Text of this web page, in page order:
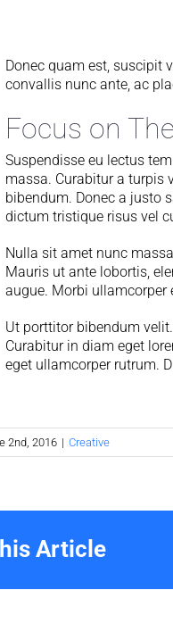
Donec quam est, suscipit
convallis nunc ante, ac
Focus on
Suspendisse eu lectus
massa. Curabitur a turpis
bibendum. Donec a justo
dictum tristique risus vel
Nulla sit amet nunc
Mauris ut ante lobortis,
augue. Morbi
Ut porttitor bibendum
Curabitur in diam eget
eget ullamcorper rutrum.
2nd, 2016 | Creative
Article